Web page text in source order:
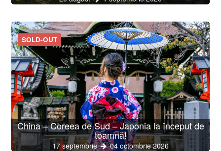
SOLD-OUT
China – Coreea de Sud – Japonia la început de
toamnă!
17 septembrie 04 octombrie 2026